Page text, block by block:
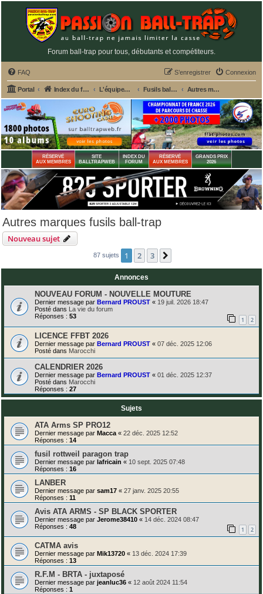
Forum ball-trap pour tous, débutants et compétiteurs.
FAQ Connexion
S’enregistrer
Portal Index du forum L'équipement du tireur de ball-trap Fusils ball-trap, chokes et entretien Autres marques fusils ball-trap
RÉSERVÉ
AUX MEMBRES
SITE
BALLTRAPWEB
INDEX DU
FORUM
RÉSERVÉ
AUX MEMBRES
GRANDS PRIX
2026
Autres marques fusils ball-trap
Nouveau sujet
87 sujets 1 2 3
Annonces
NOUVEAU FORUM - NOUVELLE MOUTURE
Dernier message par Bernard PROUST « 19 juil. 2026 18:47
Posté dans La vie du forum
Réponses : 53 1 2
LICENCE FFBT 2026
Dernier message par Bernard PROUST « 07 déc. 2025 12:06
Posté dans Marocchi
CALENDRIER 2026
Dernier message par Bernard PROUST « 01 déc. 2025 12:37
Posté dans Marocchi
Réponses : 27
Sujets
ATA Arms SP PRO12
Dernier message par Macca « 22 déc. 2025 12:52
Réponses : 14
fusil rottweil paragon trap
Dernier message par lafricain « 10 sept. 2025 07:48
Réponses : 16
LANBER
Dernier message par sam17 « 27 janv. 2025 20:55
Réponses : 11
Avis ATA ARMS - SP BLACK SPORTER
Dernier message par Jerome38410 « 14 déc. 2024 08:47
Réponses : 48 1 2
CATMA avis
Dernier message par Mik13720 « 13 déc. 2024 17:39
Réponses : 13
R.F.M - BRTA - juxtaposé
Dernier message par jeanluc36 « 12 août 2024 11:54
Réponses : 1